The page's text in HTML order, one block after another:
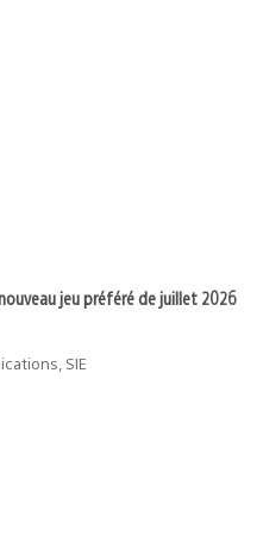
jeu préféré de juillet 2026
SIE